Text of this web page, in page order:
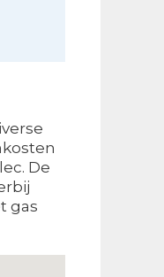
De
gas